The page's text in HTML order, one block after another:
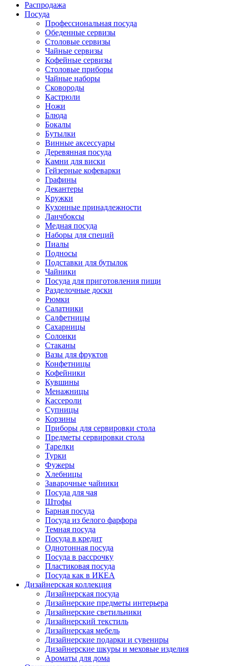
Распродажа
Посуда
Профессиональная посуда
Обеденные сервизы
Столовые сервизы
Чайные сервизы
Кофейные сервизы
Столовые приборы
Чайные наборы
Сковороды
Кастрюли
Ножи
Блюда
Бокалы
Бутылки
Винные аксессуары
Деревянная посуда
Камни для виски
Гейзерные кофеварки
Графины
Декантеры
Кружки
Кухонные принадлежности
Ланчбоксы
Медная посуда
Наборы для специй
Пиалы
Подносы
Подставки для бутылок
Чайники
Посуда для приготовления пищи
Разделочные доски
Рюмки
Салатники
Салфетницы
Сахарницы
Солонки
Стаканы
Вазы для фруктов
Конфетницы
Кофейники
Кувшины
Менажницы
Кассероли
Супницы
Корзины
Приборы для сервировки стола
Предметы сервировки стола
Тарелки
Турки
Фужеры
Хлебницы
Заварочные чайники
Посуда для чая
Штофы
Барная посуда
Посуда из белого фарфора
Темная посуда
Посуда в кредит
Однотонная посуда
Посуда в рассрочку
Пластиковая посуда
Посуда как в ИКЕА
Дизайнерская коллекция
Дизайнерская посуда
Дизайнерские предметы интерьера
Дизайнерские светильники
Дизайнерский текстиль
Дизайнерская мебель
Дизайнерские подарки и сувениры
Дизайнерские шкуры и меховые изделия
Ароматы для дома